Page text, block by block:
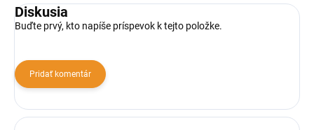
Diskusia
Buďte prvý, kto napíše príspevok k tejto položke.
Pridať komentár